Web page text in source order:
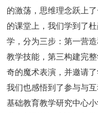
的激荡，思维理念跃上
的课堂上，我们学到了
学，分为三步：第一营
教学技能，第三构建完
奇的魔术表演，并邀请
我们也感悟到了参与与
基础教育教学研究中心